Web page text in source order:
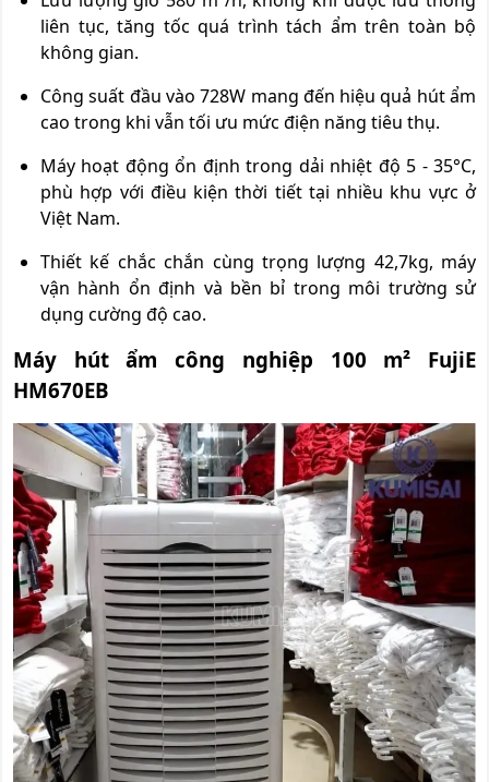
liên tục, tăng tốc quá trình tách ẩm trên toàn bộ
không gian.
Công suất đầu vào 728W mang đến hiệu quả hút ẩm
cao trong khi vẫn tối ưu mức điện năng tiêu thụ.
Máy hoạt động ổn định trong dải nhiệt độ 5 - 35°C,
phù hợp với điều kiện thời tiết tại nhiều khu vực ở
Việt Nam.
Thiết kế chắc chắn cùng trọng lượng 42,7kg, máy
vận hành ổn định và bền bỉ trong môi trường sử
dụng cường độ cao.
Máy hút ẩm công nghiệp 100 m² FujiE
HM670EB